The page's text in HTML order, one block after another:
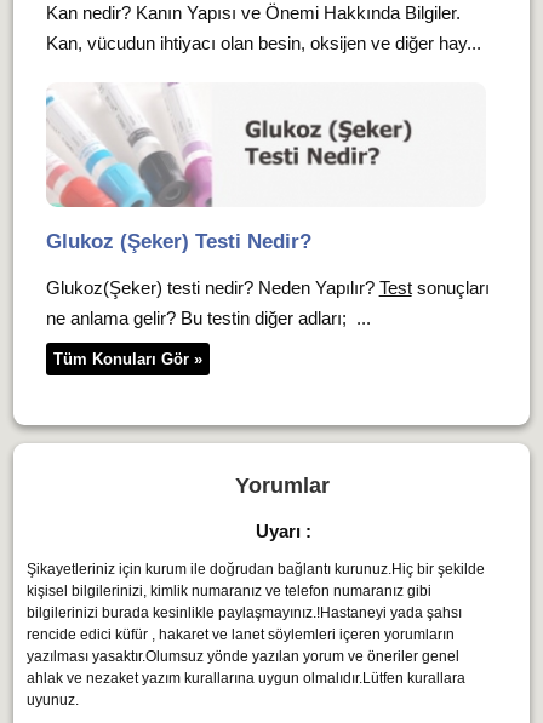
Kan nedir? Kanın Yapısı ve Önemi Hakkında Bilgiler.
Kan, vücudun ihtiyacı olan besin, oksijen ve diğer hay...
Glukoz (Şeker) Testi Nedir?
Glukoz(Şeker) testi nedir? Neden Yapılır? Testsonuçları
ne anlama gelir? Bu testin diğer adları; ...
Tüm Konuları Gör »
Yorumlar
Uyarı :
Şikayetleriniz için kurum ile doğrudan bağlantı kurunuz.Hiç bir şekilde
kişisel bilgilerinizi, kimlik numaranız ve telefon numaranız gibi
bilgilerinizi burada kesinlikle paylaşmayınız.!Hastaneyi yada şahsı
rencide edici küfür , hakaret ve lanet söylemleri içeren yorumların
yazılması yasaktır.Olumsuz yönde yazılan yorum ve öneriler genel
ahlak ve nezaket yazım kurallarına uygun olmalıdır.Lütfen kurallara
uyunuz.